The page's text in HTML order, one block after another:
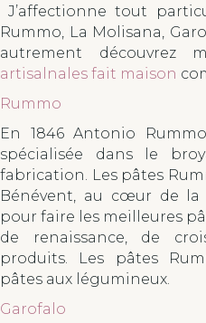
J’affectionne tout
Rummo, La Molisana,
autrement découvrez
artisalnales fait maison
Rummo
En 1846 Antonio
spécialisée dans le
fabrication. Les pâtes
Bénévent, au cœur de
pour faire les meilleures
de renaissance, de
produits. Les pâtes
pâtes aux légumineux.
Garofalo